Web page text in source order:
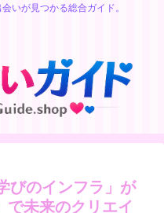
いが見つかる総合ガイド。
びのインフラ」が
で未来のクリエイ